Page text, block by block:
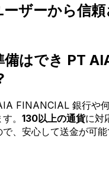
ザーから信
備はでき PT
FINANCIAL 銀行や
。 130以上の通貨に対
、安心して送金が可能